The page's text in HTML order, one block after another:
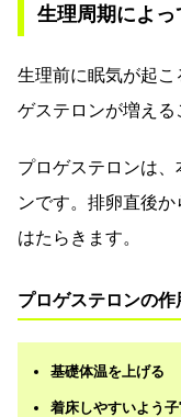
生理周期によ
生理前に眠気が起
ゲステロンが増える
プロゲステロンは
ンです。排卵直後
はたらきます。
プロゲステロンの作
基礎体温を上げる
着床しやすいよう